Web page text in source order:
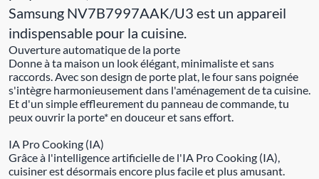
Samsung NV7B7997AAK/U3 est un appareil
indispensable pour la cuisine.
Ouverture automatique de la porte
Donne à ta maison un look élégant, minimaliste et sans
raccords. Avec son design de porte plat, le four sans poignée
s'intègre harmonieusement dans l'aménagement de ta cuisine.
Et d'un simple effleurement du panneau de commande, tu
peux ouvrir la porte* en douceur et sans effort.
IA Pro Cooking (IA)
Grâce à l'intelligence artificielle de l'IA Pro Cooking (IA),
cuisiner est désormais encore plus facile et plus amusant.